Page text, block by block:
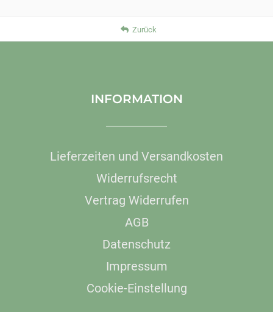
Zurück
INFORMATION
Lieferzeiten und Versandkosten
Widerrufsrecht
Vertrag Widerrufen
AGB
Datenschutz
Impressum
Cookie-Einstellung